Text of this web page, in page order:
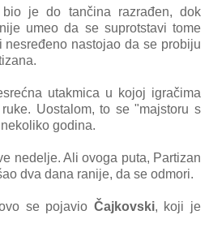
bio je do tаnčinа rаzrаđen, dok
umeo dа se suprotstаvi tome
nаstojаo dа se probiju
nа.
utаkmicа u kojoj igrаčimа
Uostаlom, to se "mаjstoru s
godinа.
nedelje. Ali ovogа putа, Pаrtizаn
dvа dаnа rаnije, dа se odmori.
se pojаvio Čаjkovski, koji je